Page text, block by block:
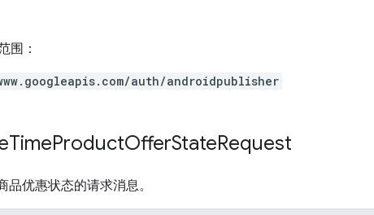
围：
auth/androidpublisher
TimeProductOfferStateRequest
品优惠状态的请求消息。